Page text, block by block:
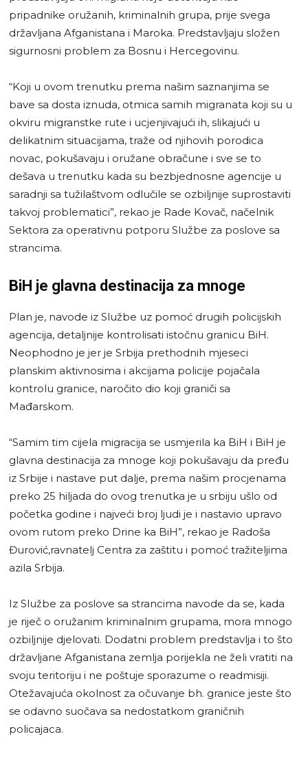
pripadnike oružanih, kriminalnih grupa, prije svega
državljana Afganistana i Maroka. Predstavljaju složen
sigurnosni problem za Bosnu i Hercegovinu.
“Koji u ovom trenutku prema našim saznanjima se
bave sa dosta iznuda, otmica samih migranata koji su u
okviru migranstke rute i ucjenjivajući ih, slikajući u
delikatnim situacijama, traže od njihovih porodica
novac, pokušavaju i oružane obračune i sve se to
dešava u trenutku kada su bezbjednosne agencije u
saradnji sa tužilaštvom odlučile se ozbiljnije suprostaviti
takvoj problematici”, rekao je Rade Kovač, načelnik
Sektora za operativnu potporu Službe za poslove sa
strancima.
BiH je glavna destinacija za mnoge
Plan je, navode iz Službe uz pomoć drugih policijskih
agencija, detaljnije kontrolisati istočnu granicu BiH.
Neophodno je jer je Srbija prethodnih mjeseci
planskim aktivnosima i akcijama policije pojačala
kontrolu granice, naročito dio koji graniči sa
Mađarskom.
“Samim tim cijela migracija se usmjerila ka BiH i BiH je
glavna destinacija za mnoge koji pokušavaju da pređu
iz Srbije i nastave put dalje, prema našim procjenama
preko 25 hiljada do ovog trenutka je u srbiju ušlo od
početka godine i najveći broj ljudi je i nastavio upravo
ovom rutom preko Drine ka BiH”, rekao je Radoša
Đurović,ravnatelj Centra za zaštitu i pomoć tražiteljima
azila Srbija.
Iz Službe za poslove sa strancima navode da se, kada
je riječ o oružanim kriminalnim grupama, mora mnogo
ozbiljnije djelovati. Dodatni problem predstavlja i to što
državljane Afganistana zemlja porijekla ne želi vratiti na
svoju teritoriju i ne poštuje sporazume o readmisiji.
Otežavajuća okolnost za očuvanje bh. granice jeste što
se odavno suočava sa nedostatkom graničnih
policajaca.